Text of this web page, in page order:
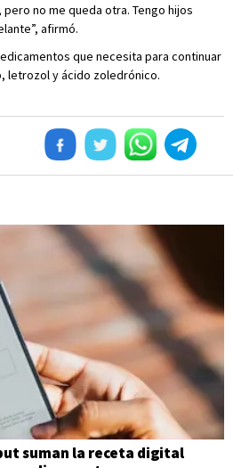
no me queda otra. Tengo hijos
afirmó.
que necesita para continuar
letrozol y ácido zoledrónico.
suman la receta digital